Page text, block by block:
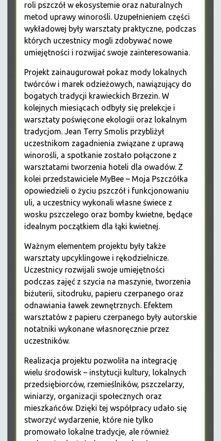
roli pszczół w ekosystemie oraz naturalnych
metod uprawy winorośli. Uzupełnieniem części
wykładowej były warsztaty praktyczne, podczas
których uczestnicy mogli zdobywać nowe
umiejętności i rozwijać swoje zainteresowania.
Projekt zainaugurował pokaz mody lokalnych
twórców i marek odzieżowych, nawiązujący do
bogatych tradycji krawieckich Brzezin. W
kolejnych miesiącach odbyły się prelekcje i
warsztaty poświęcone ekologii oraz lokalnym
tradycjom. Jean Terry Smolis przybliżył
uczestnikom zagadnienia związane z uprawą
winorośli, a spotkanie zostało połączone z
warsztatami tworzenia hoteli dla owadów. Z
kolei przedstawiciele MyBee – Moja Pszczółka
opowiedzieli o życiu pszczół i funkcjonowaniu
uli, a uczestnicy wykonali własne świece z
wosku pszczelego oraz bomby kwietne, będące
idealnym początkiem dla łąki kwietnej.
Ważnym elementem projektu były także
warsztaty upcyklingowe i rękodzielnicze.
Uczestnicy rozwijali swoje umiejętności
podczas zajęć z szycia na maszynie, tworzenia
biżuterii, sitodruku, papieru czerpanego oraz
odnawiania ławek zewnętrznych. Efektem
warsztatów z papieru czerpanego były autorskie
notatniki wykonane własnoręcznie przez
uczestników.
Realizacja projektu pozwoliła na integrację
wielu środowisk – instytucji kultury, lokalnych
przedsiębiorców, rzemieślników, pszczelarzy,
winiarzy, organizacji społecznych oraz
mieszkańców. Dzięki tej współpracy udało się
stworzyć wydarzenie, które nie tylko
promowało lokalne tradycje, ale również